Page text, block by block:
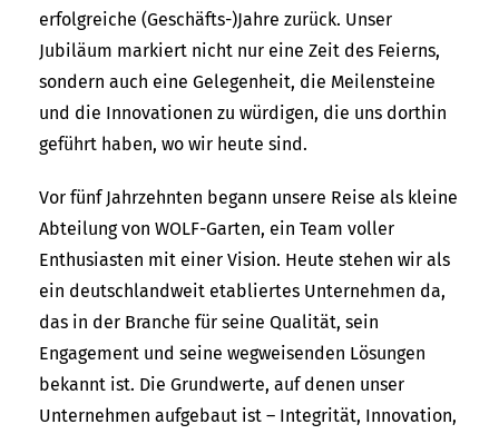
erfolgreiche (Geschäfts-)Jahre zurück. Unser
Jubiläum markiert nicht nur eine Zeit des Feierns,
sondern auch eine Gelegenheit, die Meilensteine
und die Innovationen zu würdigen, die uns dorthin
geführt haben, wo wir heute sind.
Vor fünf Jahrzehnten begann unsere Reise als kleine
Abteilung von WOLF-Garten, ein Team voller
Enthusiasten mit einer Vision. Heute stehen wir als
ein deutschlandweit etabliertes Unternehmen da,
das in der Branche für seine Qualität, sein
Engagement und seine wegweisenden Lösungen
bekannt ist. Die Grundwerte, auf denen unser
Unternehmen aufgebaut ist – Integrität, Innovation,